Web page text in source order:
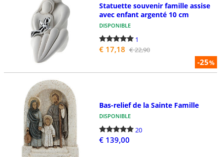
-25%
Statuette souvenir famille assise
avec enfant argenté 10 cm
DISPONIBLE
1
€ 17,18 € 22,90
Bas-relief de la Sainte Famille
DISPONIBLE
20
€ 139,00